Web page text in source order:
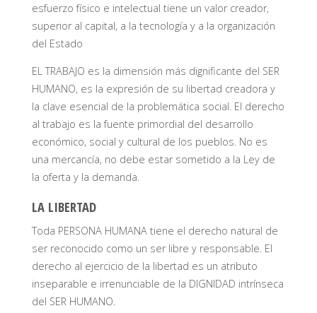
esfuerzo físico e intelectual tiene un valor creador,
superior al capital, a la tecnología y a la organización
del Estado
EL TRABAJO es la dimensión más dignificante del SER
HUMANO, es la expresión de su libertad creadora y
la clave esencial de la problemática social. El derecho
al trabajo es la fuente primordial del desarrollo
económico, social y cultural de los pueblos. No es
una mercancía, no debe estar sometido a la Ley de
la oferta y la demanda.
LA LIBERTAD
Toda PERSONA HUMANA tiene el derecho natural de
ser reconocido como un ser libre y responsable. El
derecho al ejercicio de la libertad es un atributo
inseparable e irrenunciable de la DIGNIDAD intrínseca
del SER HUMANO.